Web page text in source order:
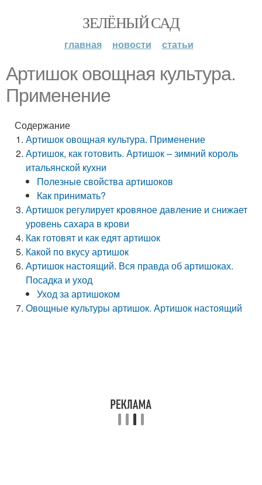
ЗЕЛЁНЫЙ САД
главная новости статьи
Артишок овощная культура.
Применение
Содержание
Артишок овощная культура. Применение
Артишок, как готовить. Артишок – зимний король
итальянской кухни
Полезные свойства артишоков
Как принимать?
Артишок регулирует кровяное давление и снижает
уровень сахара в крови
Как готовят и как едят артишок
Какой по вкусу артишок
Артишок настоящий. Вся правда об артишоках.
Посадка и уход
Уход за артишоком
Овощные культуры артишок. Артишок настоящий